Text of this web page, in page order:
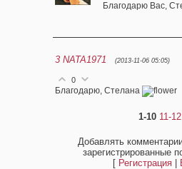
Благодарю Вас,
3 NATA1971 (2013-11-06 05:05)
0
Благодарю, Стелана
1-10 11-12
Добавлять
зарегистрированные
[ Регистрация|